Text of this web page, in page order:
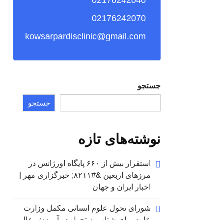
02176242070
kowsarpardisclinic@gmail.com
جستجو
جستجو
نوشته‌های تازه
استقرار بیش از ۶۶۰ پایگاه اورژانس در
مرزهای اربعین &#۸۲۱۱; خبرگزاری مهر |
اخبار ایران و جهان
شورای تحول علوم انسانی مکمل وزارت